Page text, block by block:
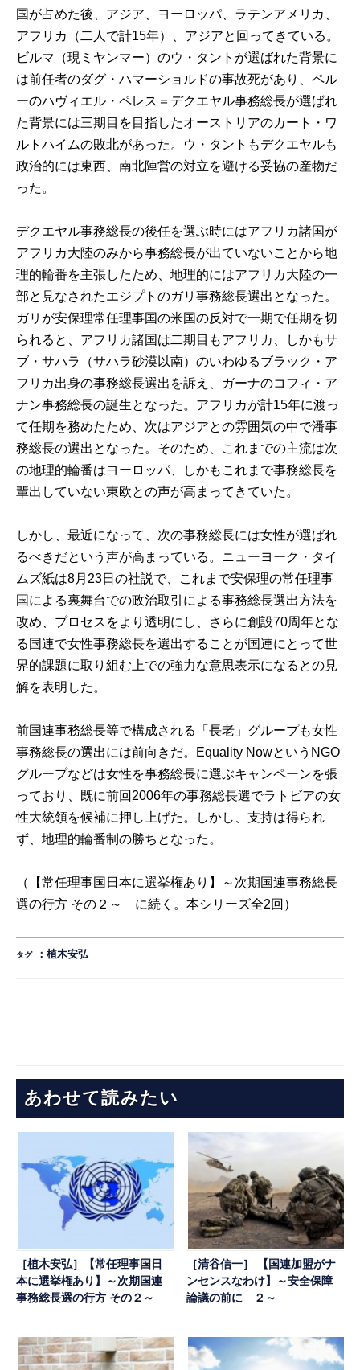
国が占めた後、アジア、ヨーロッパ、ラテンアメリカ、
アフリカ（二人で計15年）、アジアと回ってきている。
ビルマ（現ミヤンマー）のウ・タントが選ばれた背景に
は前任者のダグ・ハマーショルドの事故死があり、ペル
ーのハヴィエル・ペレス＝デクエヤル事務総長が選ばれ
た背景には三期目を目指したオーストリアのカート・ワ
ルトハイムの敗北があった。ウ・タントもデクエヤルも
政治的には東西、南北陣営の対立を避ける妥協の産物だ
った。
デクエヤル事務総長の後任を選ぶ時にはアフリカ諸国が
アフリカ大陸のみから事務総長が出ていないことから地
理的輪番を主張したため、地理的にはアフリカ大陸の一
部と見なされたエジプトのガリ事務総長選出となった。
ガリが安保理常任理事国の米国の反対で一期で任期を切
られると、アフリカ諸国は二期目もアフリカ、しかもサ
ブ・サハラ（サハラ砂漠以南）のいわゆるブラック・ア
フリカ出身の事務総長選出を訴え、ガーナのコフィ・ア
ナン事務総長の誕生となった。アフリカが計15年に渡っ
て任期を務めたため、次はアジアとの雰囲気の中で潘事
務総長の選出となった。そのため、これまでの主流は次
の地理的輪番はヨーロッパ、しかもこれまで事務総長を
輩出していない東欧との声が高まってきていた。
しかし、最近になって、次の事務総長には女性が選ばれ
るべきだという声が高まっている。ニューヨーク・タイ
ムズ紙は8月23日の社説で、これまで安保理の常任理事
国による裏舞台での政治取引による事務総長選出方法を
改め、プロセスをより透明にし、さらに創設70周年とな
る国連で女性事務総長を選出することが国連にとって世
界的課題に取り組む上での強力な意思表示になるとの見
解を表明した。
前国連事務総長等で構成される「長老」グループも女性
事務総長の選出には前向きだ。Equality NowというNGO
グループなどは女性を事務総長に選ぶキャンペーンを張
っており、既に前回2006年の事務総長選でラトビアの女
性大統領を候補に押し上げた。しかし、支持は得られ
ず、地理的輪番制の勝ちとなった。
（
【常任理事国日本に選挙権あり】～次期国連事務総長
選の行方 その２～
に続く。本シリーズ全2回）
タグ ：植木安弘
あわせて読みたい
［植木安弘］【常任理事国日
本に選挙権あり】～次期国連
事務総長選の行方 その２～
［清谷信一］ 【国連加盟がナ
ンセンスなわけ】～安全保障
論議の前に ２～